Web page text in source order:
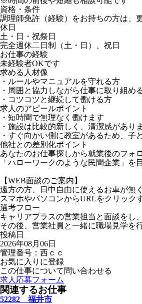
資格・条件
調理師免許（経験）をお持ちの方は、
休日
土・日・祝祭日
完全週休二日制（土・日）、祝日
お仕事の経験
未経験者OKです
求める人材像
・ルールやマニュアルを守れる方
・周囲と協力しながら仕事に取り組め
・コツコツと継続して働ける方
求人のアピールポイント
・短時間で無理なく働けます
・施設は比較的新しく、清潔感があり
・すぐ向かい側に教室があるため、
他社との差別化ポイント
あなたのお仕事探しから就業後のフォ
「ハローワークのような民間企業」
【WEB面談のご案内】
遠方の方、日中自由に使えるお車が無
スマホやパソコンからURLをクリック
選考フロー
キャリアプラスの営業担当と面談をし
その後、営業社員と一緒に職場見学を
投稿日
2026年08月06日
管理番号：西ｃｃ
お気に入りに登録
この仕事について問い合わせる
求人応募フォーム
関連するお仕事
52282 福井市